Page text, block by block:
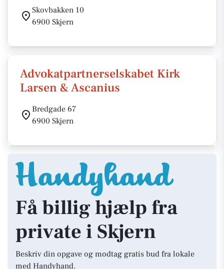
Skovbakken 10
6900 Skjern
Advokatpartnerselskabet Kirk
Larsen & Ascanius
Bredgade 67
6900 Skjern
Få billig hjælp fra
private i Skjern
Beskriv din opgave og modtag gratis bud fra lokale
med Handyhand.